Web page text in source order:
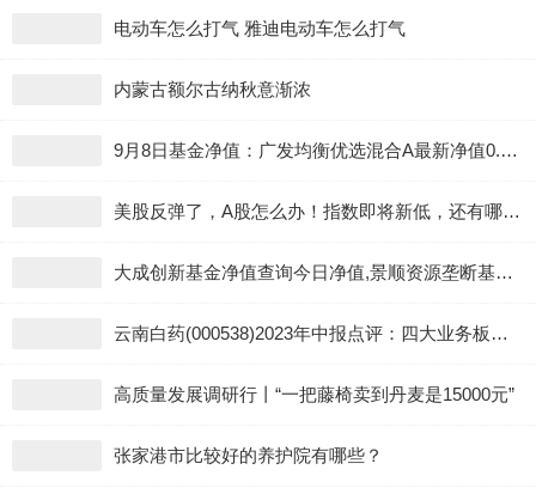
电动车怎么打气 雅迪电动车怎么打气
内蒙古额尔古纳秋意渐浓
9月8日基金净值：广发均衡优选混合A最新净值0.9444，涨0.47%
美股反弹了，A股怎么办！指数即将新低，还有哪些投资机会？
大成创新基金净值查询今日净值,景顺资源垄断基金-大成创新基金净值查询今天最新净值大大成2020
云南白药(000538)2023年中报点评：四大业务板块稳健增长 海外业务快速拓展
高质量发展调研行丨“一把藤椅卖到丹麦是15000元”
张家港市比较好的养护院有哪些？